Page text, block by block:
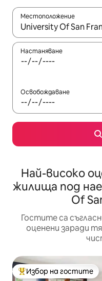
Местоположение
Когато резултатите
Настаняване
Освобождаване
Най-високо
жилища под
Of
Гостите са
оценени заради
Най-популярен избор
Избор на гостите